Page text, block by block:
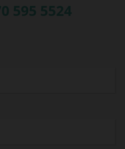
595 5524